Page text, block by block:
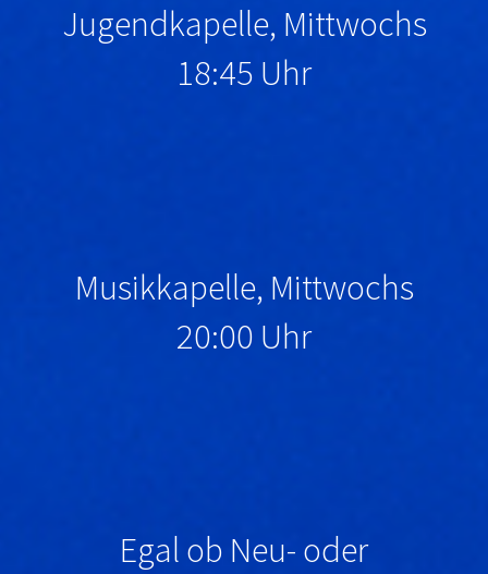
Jugendkapelle, Mittwochs
18:45 Uhr
Musikkapelle, Mittwochs
20:00 Uhr
Egal ob Neu- oder